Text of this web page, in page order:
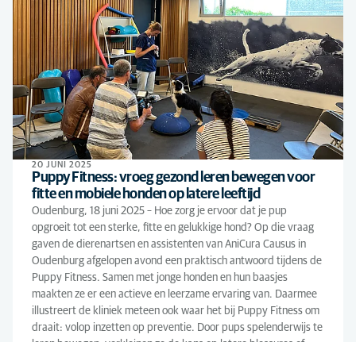
20 JUNI 2025
Puppy Fitness: vroeg gezond leren bewegen voor
fitte en mobiele honden op latere leeftijd
Oudenburg, 18 juni 2025 – Hoe zorg je ervoor dat je pup
opgroeit tot een sterke, fitte en gelukkige hond? Op die vraag
gaven de dierenartsen en assistenten van AniCura Causus in
Oudenburg afgelopen avond een praktisch antwoord tijdens de
Puppy Fitness. Samen met jonge honden en hun baasjes
maakten ze er een actieve en leerzame ervaring van. Daarmee
illustreert de kliniek meteen ook waar het bij Puppy Fitness om
draait: volop inzetten op preventie. Door pups spelenderwijs te